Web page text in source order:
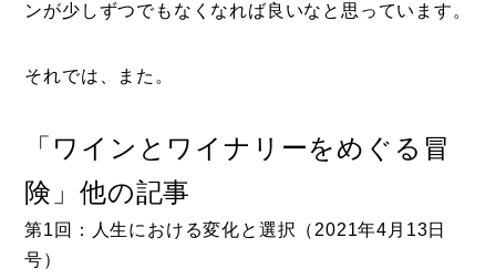
ンが少しずつでもなくなれば良いなと思っています。
それでは、また。
「ワインとワイナリーをめぐる冒
険」他の記事
第1回：人生における変化と選択（2021年4月13日
号）